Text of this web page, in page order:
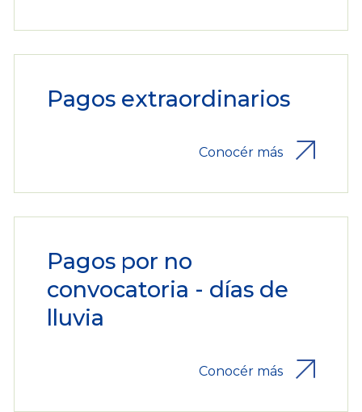
Pagos extraordinarios
Conocér más
Pagos por no
convocatoria - días de
lluvia
Conocér más